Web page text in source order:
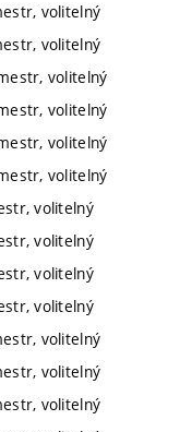
volitelný
volitelný
volitelný
volitelný
volitelný
volitelný
volitelný
volitelný
volitelný
volitelný
volitelný
volitelný
volitelný